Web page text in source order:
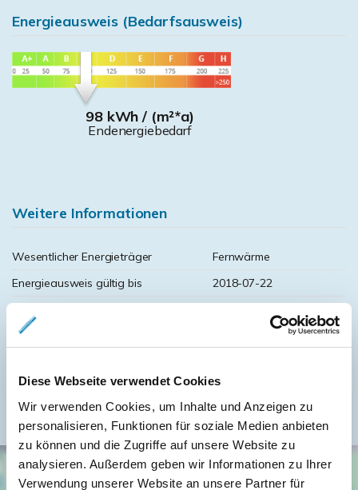
Diese Webseite verwendet Cookies
Wir verwenden Cookies, um Inhalte und Anzeigen zu
personalisieren, Funktionen für soziale Medien anbieten
zu können und die Zugriffe auf unsere Website zu
analysieren. Außerdem geben wir Informationen zu Ihrer
Verwendung unserer Website an unsere Partner für
Energieausweis (Bedarfsausweis)
98 kWh / (m²*a)
Endenergiebedarf
Weitere Informationen
Wesentlicher Energieträger
Fernwärme
Energieausweis gültig bis
2018-07-22
Energieausweis Baujahr
Befeuerung
Fernwärme